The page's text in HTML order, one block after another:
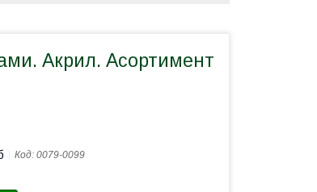
Акрил. Асортимент
Код: 0079-0099